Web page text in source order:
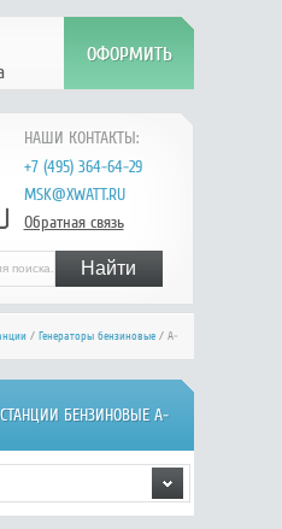
НАШИ КОНТАКТЫ:
+7 (495) 364-64-29
MSK@XWATT.RU
Обратная связь
/ Генераторы бензиновые/ A-
БЕНЗИНОВЫЕ A-